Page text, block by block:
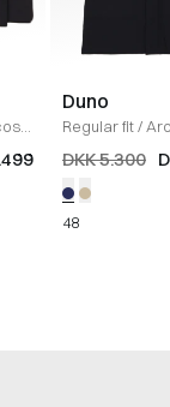
Duno
Regular fit/
Jakke
NAVY
DKK 5.300
48